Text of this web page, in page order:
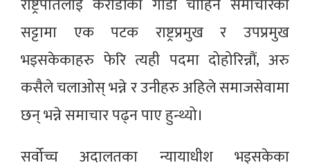
राष्ट्रपतिलाई करोडौंका गाडी चाहिने समाचारको
सट्टामा एक पटक राष्ट्रप्रमुख र उपप्रमुख
भइसकेकाहरु फेरि त्यही पदमा दोहोरिन्नौं, अरु
कसैले चलाओस् भन्ने र उनीहरु अहिले समाजसेवामा
छन् भन्ने समाचार पढ्न पाए हुन्थ्यो।
सर्वोच्च अदालतका न्यायाधीश भइसकेका